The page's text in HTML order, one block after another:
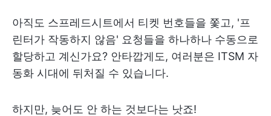
아직도 스프레드시트에서 티켓 번호들을 쫓고, '프
린터가 작동하지 않음' 요청들을 하나하나 수동으로
할당하고 계신가요? 안타깝게도, 여러분은 ITSM 자
동화 시대에 뒤처질 수 있습니다.
하지만, 늦어도 안 하는 것보다는 낫죠!